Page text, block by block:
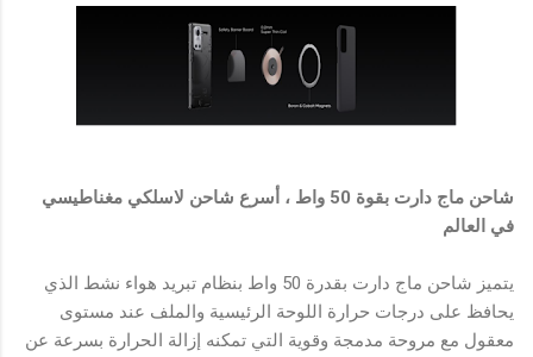
شاحن ماج دارت بقوة 50 واط ، أسرع شاحن لاسلكي مغناطيسي
في العالم
يتميز شاحن ماج دارت بقدرة 50 واط بنظام تبريد هواء نشط الذي
يحافظ على درجات حرارة اللوحة الرئيسية والملف عند مستوى
معقول مع مروحة مدمجة وقوية التي تمكنه إزالة الحرارة بسرعة عن